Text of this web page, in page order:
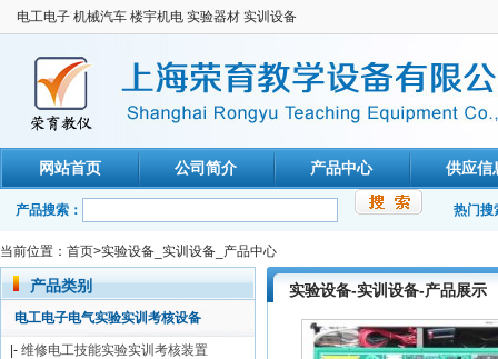
电工电子 机械汽车 楼宇机电 实验器材 实训设备
网站首页 公司简介 产品中心 供应信
产品搜索： 热门搜
当前位置： 首页>实验设备_实训设备_产品中心
实验设备-实训设备-产品展示
产品类别
电工电子电气实验实训考核设备
|- 维修电工技能实验实训考核装置